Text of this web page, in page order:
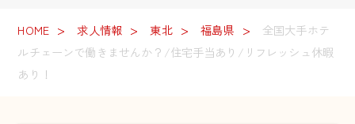
HOME 求人情報 東北 福島県
全国大手ホテ
ルチェーンで働きませんか？/住宅手当あり/リフレッシュ休暇
あり！